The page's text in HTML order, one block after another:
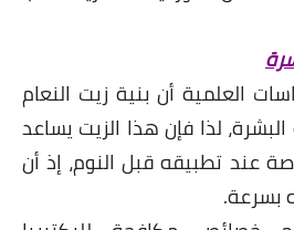
العلمية أن بنية زيت النعام
لذا فإن هذا الزيت يساعد
عند تطبيقه قبل النوم، إذ أن
بسرعة.